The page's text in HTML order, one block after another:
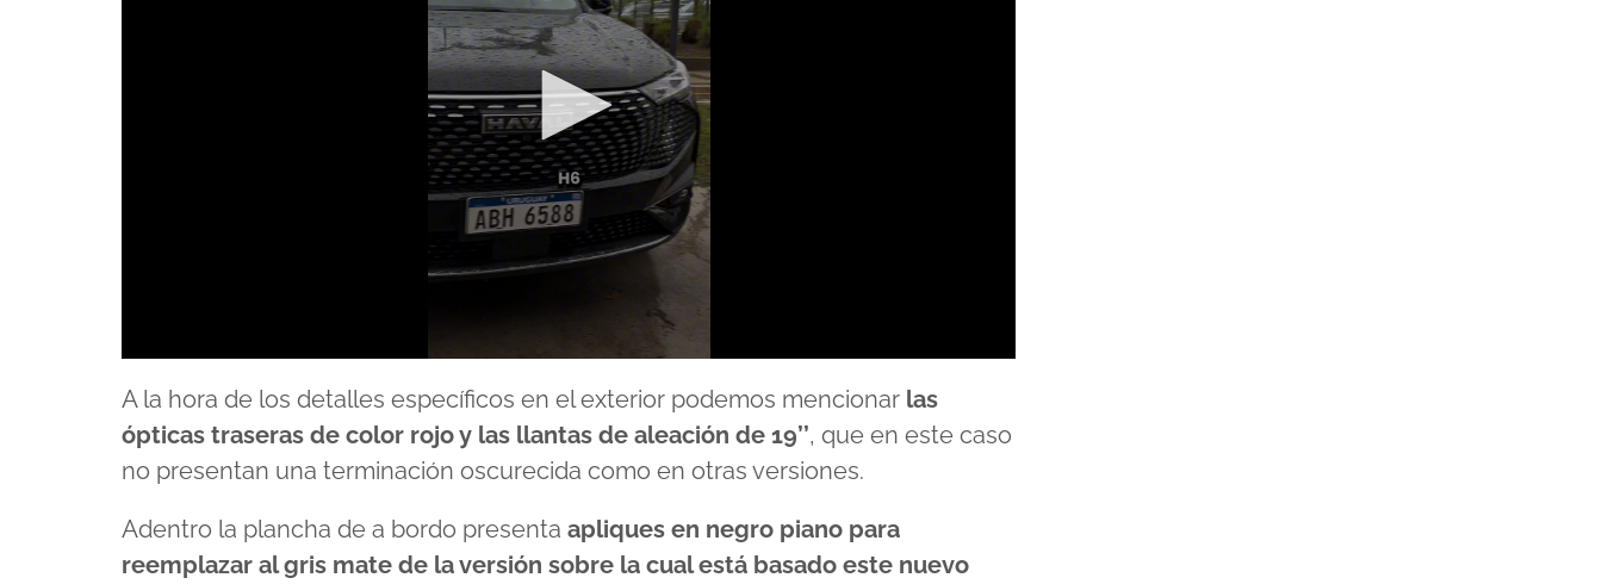
seconds
of
1
minute,
29
secondsVolume
A la hora de los detalles específicos en el exterior podemos mencionar las
ópticas traseras de color rojo y las llantas de aleación de 19’’, que en este caso
no presentan una terminación oscurecida como en otras versiones.
Adentro la plancha de a bordo presenta apliques en negro piano para
reemplazar al gris mate de la versión sobre la cual está basado este nuevo